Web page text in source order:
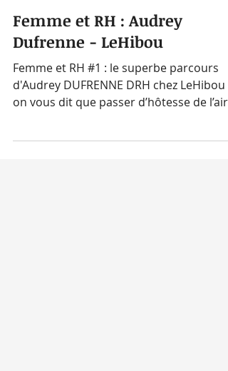
Femme et RH : Audrey
Dufrenne - LeHibou
Femme et RH #1 : le superbe parcours
d'Audrey DUFRENNE DRH chez LeHibou
on vous dit que passer d’hôtesse de l’air